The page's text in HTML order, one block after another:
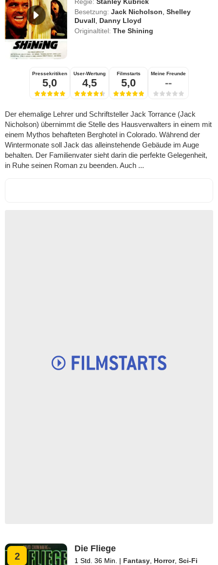
Besetzung: Jack Nicholson ,Shelley
Duvall
Danny Lloyd
Originaltitel:The Shining
Pressekritiken
5,0
User-Wertung
4,5
Filmstarts
5,0
Meine Freunde
--
Der ehemalige Lehrer und Schriftsteller Jack Torrance (Jack
Nicholson) übernimmt die Stelle des Hausverwalters in einem mit
einem Mythos behafteten Berghotel in Colorado. Während der
Wintermonate soll Jack das alleinstehende Gebäude im Auge
behalten. Der Familienvater sieht darin die perfekte Gelegenheit,
in Ruhe seinen Roman zu beenden. Auch ...
2
Die Fliege
1 Std. 36 Min. | Fantasy Horror,Sci-Fi